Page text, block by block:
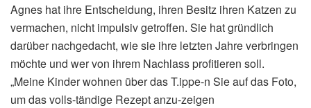
Agnes hat ihre Entscheidung, ihren Besitz ihren Katzen zu
vermachen, nicht impulsiv getroffen. Sie hat gründlich
darüber nachgedacht, wie sie ihre letzten Jahre verbringen
möchte und wer von ihrem Nachlass profitieren soll.
„Meine Kinder wohnen über das T.ippe-n Sie auf das Foto,
um das volls-tändige Rezept anzu-zeigen